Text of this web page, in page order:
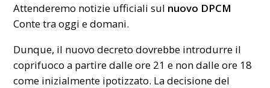
Attenderemo notizie ufficiali sul nuovo DPCM
Conte tra oggi e domani.
Dunque, il nuovo decreto dovrebbe introdurre il
coprifuoco a partire dalle ore 21 e non dalle ore 18
come inizialmente ipotizzato. La decisione del